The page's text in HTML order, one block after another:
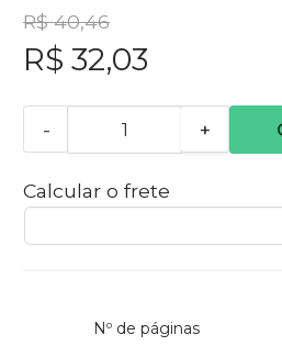
R$ 40,46
R$ 32,03
- +
Calcular o frete
Nº de páginas